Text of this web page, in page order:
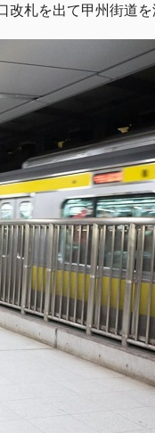
札を出て甲州街道を